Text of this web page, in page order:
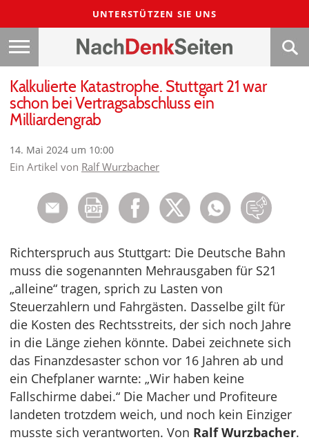
UNTERSTÜTZEN SIE UNS
Kalkulierte Katastrophe. Stuttgart 21 war
schon bei Vertragsabschluss ein
Milliardengrab
14. Mai 2024 um 10:00
Ein Artikel von Ralf Wurzbacher
Richterspruch aus Stuttgart: Die Deutsche Bahn
muss die sogenannten Mehrausgaben für S21
„alleine“ tragen, sprich zu Lasten von
Steuerzahlern und Fahrgästen. Dasselbe gilt für
die Kosten des Rechtsstreits, der sich noch Jahre
in die Länge ziehen könnte. Dabei zeichnete sich
das Finanzdesaster schon vor 16 Jahren ab und
ein Chefplaner warnte: „Wir haben keine
Fallschirme dabei.“ Die Macher und Profiteure
landeten trotzdem weich, und noch kein Einziger
musste sich verantworten. Von Ralf Wurzbacher.